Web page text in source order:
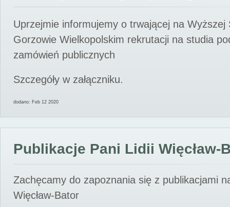
Uprzejmie informujemy o trwającej na Wyższej
Gorzowie Wielkopolskim rekrutacji na studia
zamówień publicznych
Szczegóły w załączniku.
dodano: Feb 12 2020
Publikacje Pani Lidii Więcław-
Zachęcamy do zapoznania się z publikacjami
Więcław-Bator